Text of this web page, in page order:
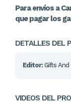
Para envíos a
que pagar los
DETALLES DEL
Editor: Gifts And
VIDEOS DEL